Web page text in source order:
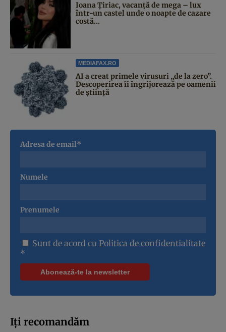
Ioana Țiriac, vacanță de mega – lux
într-un castel unde o noapte de cazare
costă...
MEDIAFAX.RO
AI a creat primele virusuri „de la zero”.
Descoperirea îi îngrijorează pe oamenii
de știință
Adresa de email*
Numele
Prenumele
Sunt de acord cu Politica de confidentialitate
*
Iți recomandăm